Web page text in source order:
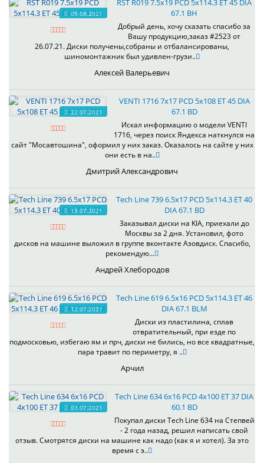
09.08.2021
RST R019 7.5x19 PCD 5x114.3 ET 45 DIA
67.1 BH
Добрый день, хочу сказать спасибо за
Вашу продукцию,заказ #2523 от
26.07.21. Диски получены,собраны и отбалансированы,
шиномонтажник был удивлен-грузи..
Алексей Валерьевич
22.07.2021
VENTI 1716 7x17 PCD 5x108 ET 45 DIA
67.1 BD
Искал информацию о модели VENTI
1716, через поиск Яндекса наткнулся на
сайт "Мосавтошина", оформил у них заказ. Оказалось на сайте у них
они есть в на..
Дмитрий Александрович
13.07.2021
Tech Line 739 6.5x17 PCD 5x114.3 ET 40
DIA 67.1 BD
Заказывал диски на KIA, приехали до
Москвы за 2 дня. Установил, фото
дисков на машине выложил в группе вконтакте Азовдиск. Спасибо,
рекомендую...
Андрей Хлебородов
12.07.2021
Tech Line 619 6.5x16 PCD 5x114.3 ET 46
DIA 67.1 BLM
Диски из пластилина, сплав
отвратительный, при езде по
подмосковью, избегаю ям и прч, диски не бились, но все квадратные,
пара травит по периметру, я ..
Арчил
03.07.2021
Tech Line 634 6x16 PCD 4x100 ET 37 DIA
60.1 BD
Покупал диски Tech Line 634 на Степвей
- 2 года назад, решил написать свой
отзыв. Смотрятся диски на машине как надо (как я и хотел). За это
время с э..